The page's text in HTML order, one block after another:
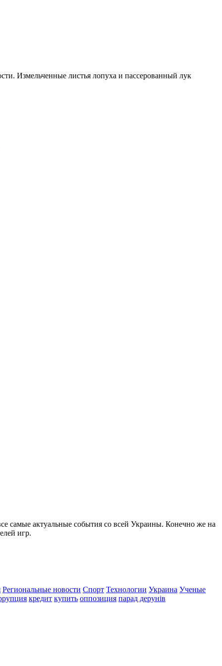
Измельченные листья лопуха и пассерованный лук
самые актуальные события со всей Украины. Конечно же на
игр.
Региональные новости Спорт Технологии Украина Ученые
кредит купить оппозиция парад дерунів